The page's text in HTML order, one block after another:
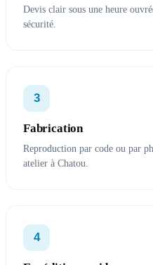
Devis clair sous une heure
sécurité.
3
Fabrication
Reproduction par code ou par
atelier à Chatou.
4